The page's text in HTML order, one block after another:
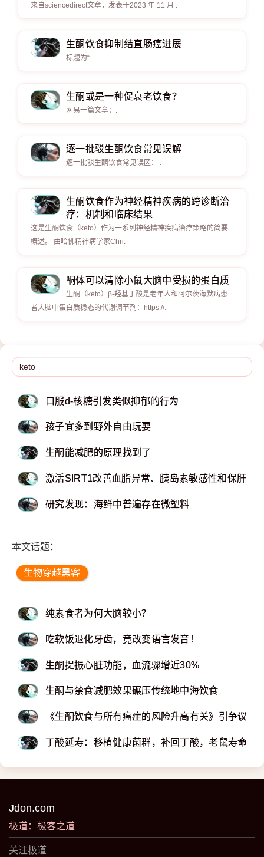
来自sciencedirect文章，发表于2023 年 11 月 .
生酮饮食抑制结直肠癌进展
标题为“.
生酮或是一种促衰老饮食？
网易一篇文章：.
逐一批驳生酮饮食常见误解
逐一批驳生酮饮食常见误区： .
生酮饮食作为神经精神疾病的跨诊断治
疗：机制和临床结果
这是生酮饮食（keto）作为一系列神经精神疾病治疗策略的简要
概述。 由哈佛精神病学家Chri.
酮体可以清除小鼠大脑中受损的蛋白质
生酮（keto）β-羟基丁酸是老年人和阿尔茨海默病患
者大脑中蛋白质稳态的代谢调节剂：https://.
口服d-核糖引发类似抑郁的行为
孩子宜多到野外自由玩耍
生酮能减肥的原理找到了
激活SIRT1改善血脂异常、胰岛素敏感性和保肝
研究发现：海鲜中普遍存在微塑料
本文话题：
生物穿越黑客
纯素食者为何大脑较小？
吃软饭退化牙齿，竟改变语言发音！
生酮提振心脏功能，血流骤增近30%
生酮与禁食减肥效果碾压传统地中海饮食
《生酮饮食与所有癌症的风险升高有关》引争议
丁酸延寿：移植健康菌群，补回丁酸，老鼠寿命直
Jdon.com
极道：极客之道
关注极道